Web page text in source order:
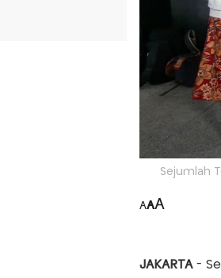
Sejumlah
AAA
JAKARTA-